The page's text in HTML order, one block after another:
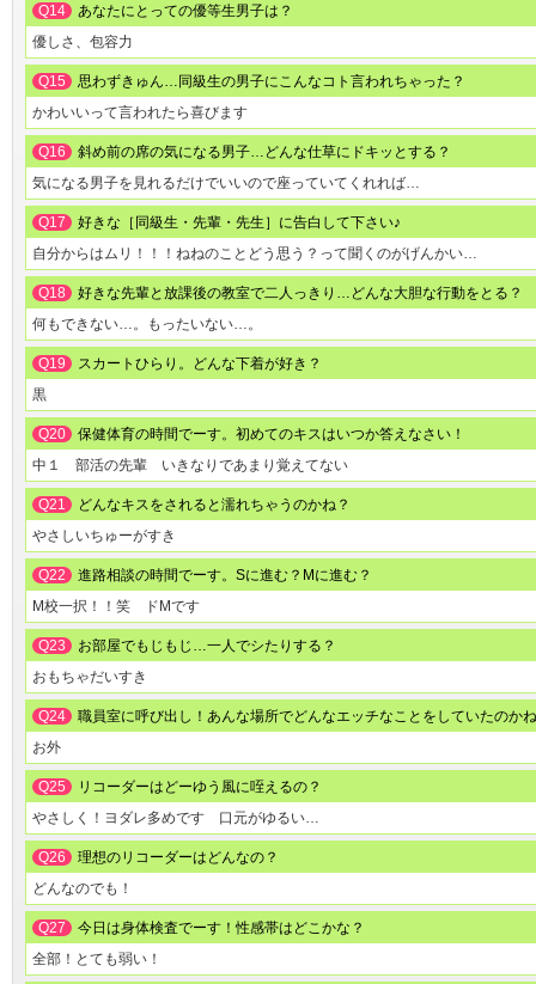
Q14
あなたにとっての優等生男子は？
優しさ、包容力
Q15
思わずきゅん…同級生の男子にこんなコト言われちゃった？
かわいいって言われたら喜びます
Q16
斜め前の席の気になる男子…どんな仕草にドキッとする？
気になる男子を見れるだけでいいので座っていてくれれば…
Q17
好きな［同級生・先輩・先生］に告白して下さい♪
自分からはムリ！！！ねねのことどう思う？って聞くのがげんかい…
Q18
好きな先輩と放課後の教室で二人っきり…どんな大胆な行動をとる？
何もできない…。もったいない…。
Q19
スカートひらり。どんな下着が好き？
黒
Q20
保健体育の時間でーす。初めてのキスはいつか答えなさい！
中１ 部活の先輩 いきなりであまり覚えてない
Q21
どんなキスをされると濡れちゃうのかね？
やさしいちゅーがすき
Q22
進路相談の時間でーす。Sに進む？Mに進む？
M校一択！！笑 ドMです
Q23
お部屋でもじもじ…一人でシたりする？
おもちゃだいすき
Q24
職員室に呼び出し！あんな場所でどんなエッチなことをしていたのか
お外
Q25
リコーダーはどーゆう風に咥えるの？
やさしく！ヨダレ多めです 口元がゆるい…
Q26
理想のリコーダーはどんなの？
どんなのでも！
Q27
今日は身体検査でーす！性感帯はどこかな？
全部！とても弱い！